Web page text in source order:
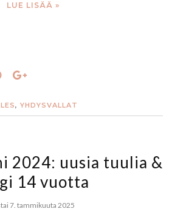
LUE LISÄÄ »
, YHDYSVALLAT
2024: uusia tuulia &
14 vuotta
7. tammikuuta 2025